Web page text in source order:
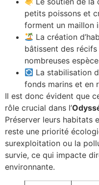
petits poissons et
forment un maillon
La création
bâtissent des
nombreuses
La stabilisation
fonds marins et en
Il est donc évident que
rôle crucial dans l’
Préserver leurs habitats
reste une priorité
surexploitation ou la
survie, ce qui impacte
environnante.